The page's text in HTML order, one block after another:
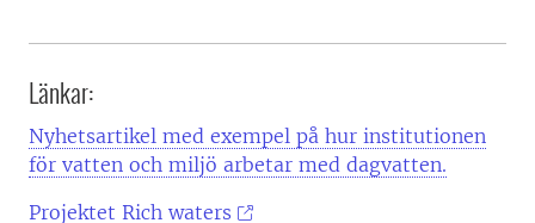
Länkar:
Nyhetsartikel med exempel på hur institutionen
för vatten och miljö arbetar med dagvatten.
Projektet Rich waters